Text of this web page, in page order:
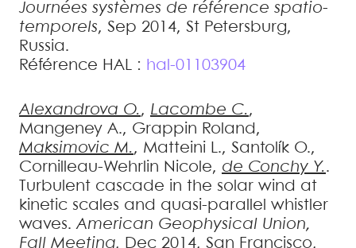
Journées systèmes de référence spatio-
temporels, Sep 2014, St Petersburg,
Russia.
Référence HAL : hal-01103904
Alexandrova O., Lacombe C.,
Mangeney A., Grappin Roland ,
Maksimovic M., Matteini L., Santolík O.,
Cornilleau-Wehrlin Nicole, de Conchy Y..
Turbulent cascade in the solar wind at
kinetic scales and quasi-parallel whistler
waves.American Geophysical Union,
Fall Meeting, Dec 2014, San Francisco,